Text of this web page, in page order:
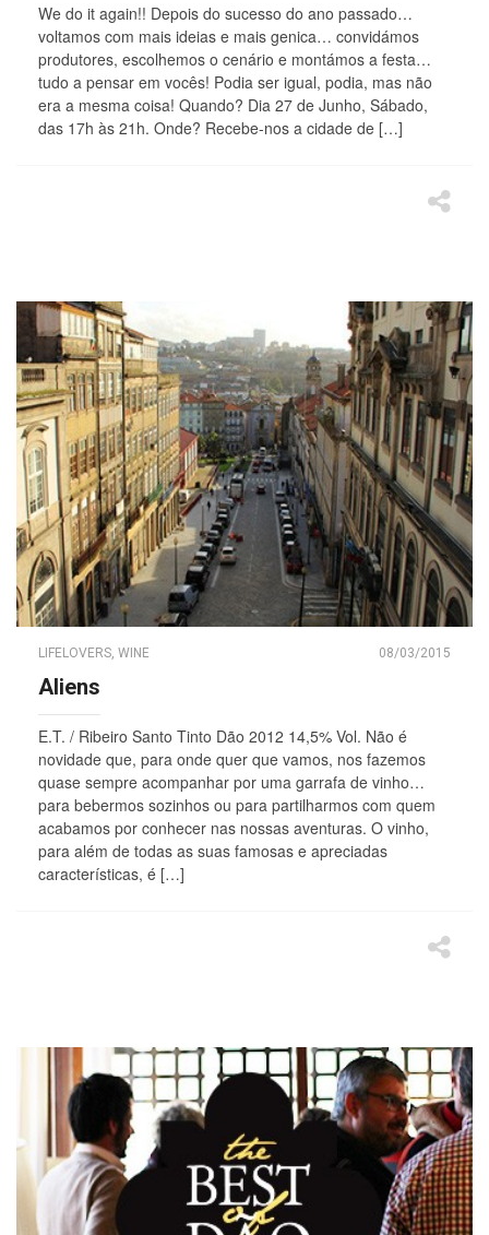
We do it again!! Depois do sucesso do ano passado…
voltamos com mais ideias e mais genica… convidámos
produtores, escolhemos o cenário e montámos a festa…
tudo a pensar em vocês! Podia ser igual, podia, mas não
era a mesma coisa! Quando? Dia 27 de Junho, Sábado,
das 17h às 21h. Onde? Recebe-nos a cidade de […]
LIFELOVERS, WINE 08/03/2015
Aliens
E.T. / Ribeiro Santo Tinto Dão 2012 14,5% Vol. Não é
novidade que, para onde quer que vamos, nos fazemos
quase sempre acompanhar por uma garrafa de vinho…
para bebermos sozinhos ou para partilharmos com quem
acabamos por conhecer nas nossas aventuras. O vinho,
para além de todas as suas famosas e apreciadas
características, é […]